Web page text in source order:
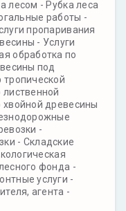
лесом - Рубка леса
работы -
пропаривания
- Услуги
обработка по
под
древесины
-
- Складские
фонда -
услуги -
агента -